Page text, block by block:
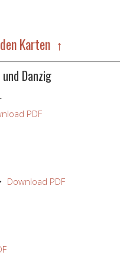
Karten ↑
Danzig
PDF
• Download PDF